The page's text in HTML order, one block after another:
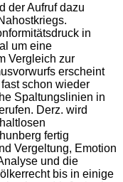
der Aufruf dazu
in
um eine
Vergleich zur
erscheint
schon wieder
Spaltungslinien in
Derz. wird
fertig
Vergeltung, Emotion
und die
bis in einige